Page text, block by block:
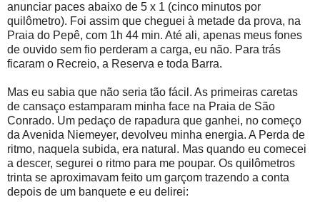
anunciar paces abaixo de 5 x 1 (cinco minutos por
quilômetro). Foi assim que cheguei à metade da prova, na
Praia do Pepê, com 1h 44 min. Até ali, apenas meus fones
de ouvido sem fio perderam a carga, eu não. Para trás
ficaram o Recreio, a Reserva e toda Barra.
Mas eu sabia que não seria tão fácil. As primeiras caretas
de cansaço estamparam minha face na Praia de São
Conrado. Um pedaço de rapadura que ganhei, no começo
da Avenida Niemeyer, devolveu minha energia. A Perda de
ritmo, naquela subida, era natural. Mas quando eu comecei
a descer, segurei o ritmo para me poupar. Os quilômetros
trinta se aproximavam feito um garçom trazendo a conta
depois de um banquete e eu delirei: